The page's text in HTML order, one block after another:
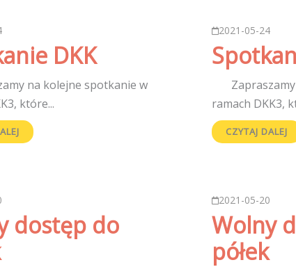
DKK
na kolejne spotkanie w
które...
2021-05-24
Zapraszamy
ramach DKK3,
CZYTAJ DALEJ
dostęp do
2021-05-20
Wolny
półek